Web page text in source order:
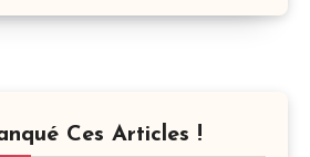
Ces Articles !